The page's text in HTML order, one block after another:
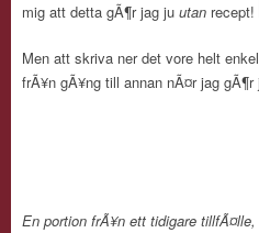
mig att detta gÃ¶r jag ju utan recept!
Men att skriva ner det vore helt
frÃ¥n gÃ¥ng till annan nÃ¤r jag
En portion frÃ¥n ett tidigare